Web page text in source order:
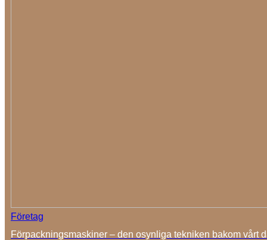
Företag
Förpackningsmaskiner – den osynliga tekniken bakom vårt